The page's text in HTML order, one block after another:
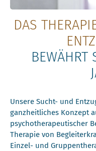
DAS
BEWÄHRT
Unsere Sucht- und
ganzheitliches Konzept
psychotherapeutischer
Therapie von
Einzel- und